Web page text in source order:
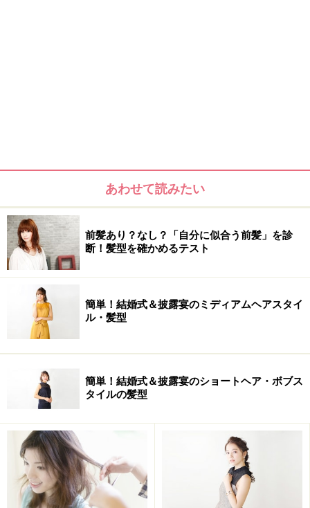
あわせて読みたい
前髪あり？なし？「自分に似合う前髪」を診
断！髪型を確かめるテスト
簡単！結婚式＆披露宴のミディアムヘアスタイ
ル・髪型
簡単！結婚式＆披露宴のショートヘア・ボブス
タイルの髪型